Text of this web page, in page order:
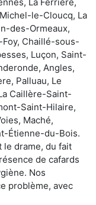
le-Cloucq, La
des-Ormeaux,
Chaillé-sous-
Luçon, Saint-
Angles,
Palluau, Le
Caillère-Saint-
Saint-Hilaire,
Maché,
Étienne-du-Bois.
le drame, du fait
de cafards
Nos
problème, avec